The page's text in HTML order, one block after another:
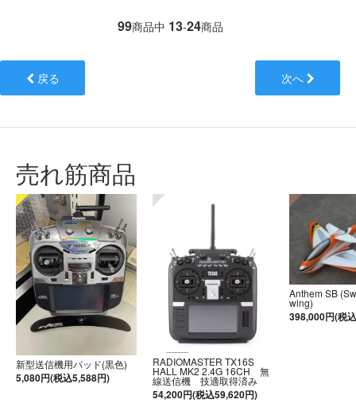
99商品中 13-24商品
戻る 次へ
売れ筋商品
新型送信機用パッド(黒色)
5,080円(税込5,588円)
RADIOMASTER TX16S
HALL MK2 2.4G 16CH 無
線送信機 技適取得済み
54,200円(税込59,620円)
Anthem SB
wing)
398,000円(税